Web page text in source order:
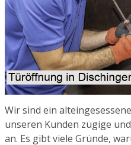
Wir sind ein
unseren Kunden zügige
an. Es gibt viele Gründe,